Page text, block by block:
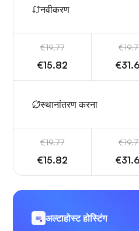
नवीकरण
€19.77
€15.82
स्थानांतरण करना
€19.77
€15.82
अल्टाहोस्ट होस्टिंग